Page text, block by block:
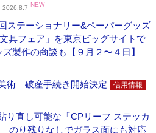
2026.8.7 NEW
ステーショナリー&ペーパーグッズ
具フェア」を東京ビッグサイトで
製作の商談も【９月２〜４日】
術 破産手続き開始決定 信用情報
直し可能な「CPリーフ ステッカ
のり残りなしでガラス面にも対応